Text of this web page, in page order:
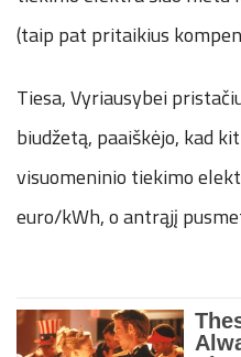
(taip pat pritaikius
Tiesa, Vyriausybei
biudžetą, paaiškėjo, kad
visuomeninio tiekimo
euro/kWh, o antrąjį